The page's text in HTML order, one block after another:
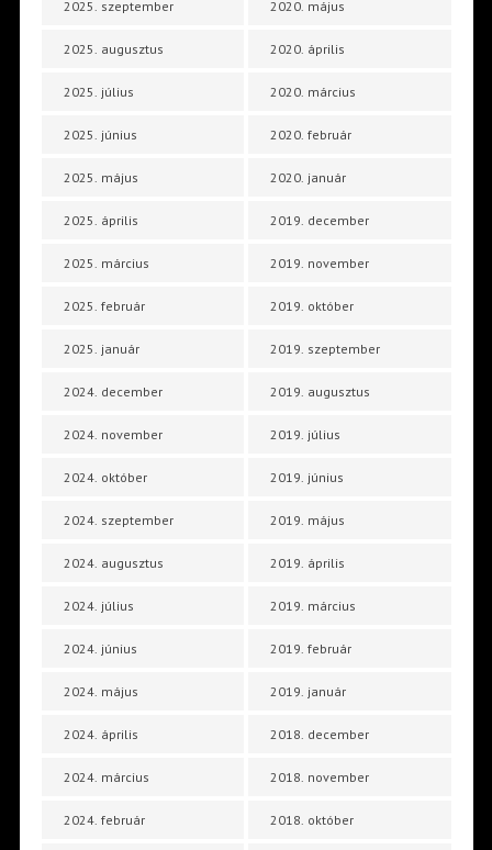
2025. szeptember
2025. augusztus
2025. július
2025. június
2025. május
2025. április
2025. március
2025. február
2025. január
2024. december
2024. november
2024. október
2024. szeptember
2024. augusztus
2024. július
2024. június
2024. május
2024. április
2024. március
2024. február
2020. május
2020. április
2020. március
2020. február
2020. január
2019. december
2019. november
2019. október
2019. szeptember
2019. augusztus
2019. július
2019. június
2019. május
2019. április
2019. március
2019. február
2019. január
2018. december
2018. november
2018. október